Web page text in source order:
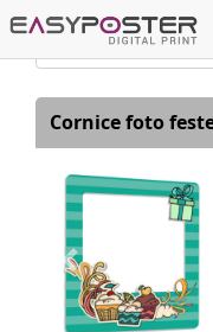
Cornice foto
Previous